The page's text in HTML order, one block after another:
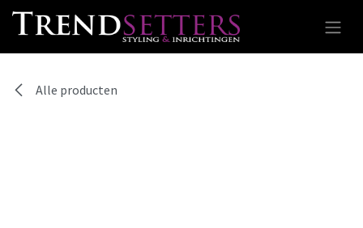
Overslaan naar inhoud
Alle producten